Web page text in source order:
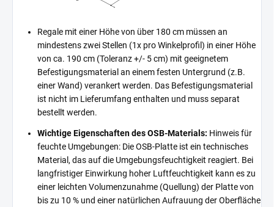
Regale mit einer Höhe von über 180 cm müssen an
mindestens zwei Stellen (1x pro Winkelprofil) in einer Höhe
von ca. 190 cm (Toleranz +/- 5 cm) mit geeignetem
Befestigungsmaterial an einem festen Untergrund (z.B.
einer Wand) verankert werden. Das Befestigungsmaterial
ist nicht im Lieferumfang enthalten und muss separat
bestellt werden.
Wichtige Eigenschaften des OSB-Materials: Hinweis für
feuchte Umgebungen: Die OSB-Platte ist ein technisches
Material, das auf die Umgebungsfeuchtigkeit reagiert. Bei
langfristiger Einwirkung hoher Luftfeuchtigkeit kann es zu
einer leichten Volumenzunahme (Quellung) der Platte von
bis zu 10 % und einer natürlichen Aufrauung der Oberfläche